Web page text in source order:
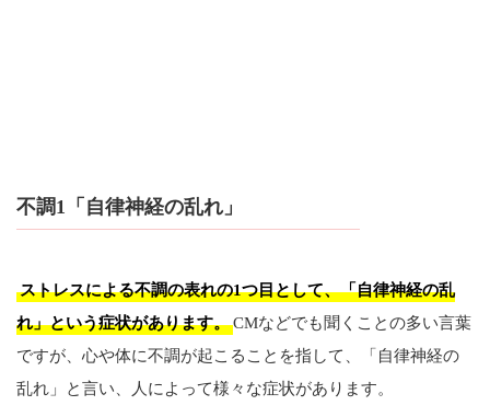
不調1「自律神経の乱れ」
ストレスによる不調の表れの1つ目として、「自律神経の乱
れ」という症状があります。CMなどでも聞くことの多い言葉
ですが、心や体に不調が起こることを指して、「自律神経の
乱れ」と言い、人によって様々な症状があります。